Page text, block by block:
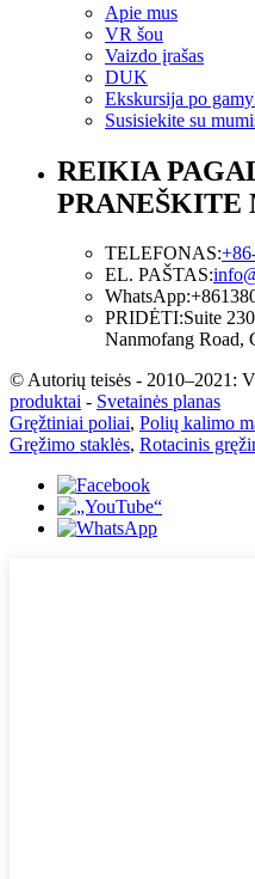
Apie mus
VR šou
Vaizdo įrašas
DUK
Ekskursija po
Susisiekite su
REIKIA
PRANEŠKITE
TELEFONAS:
EL. PAŠTAS:
WhatsApp:
PRIDĖTI:Suite
Nanmofang Road,
© Autorių teisės - 2010–2021:
produktai - Svetainės planas
Gręžtiniai poliai, Polių kalimo
Gręžimo staklės, Rotacinis